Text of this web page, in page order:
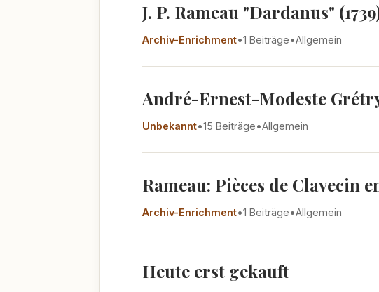
J. P. Rameau "Dardanus"
Archiv-Enrichment•1 Beiträge•Allgemein
André-Ernest-Modeste Grétry
Unbekannt•15 Beiträge•Allgemein
Rameau: Pièces de Clavecin
Archiv-Enrichment•1 Beiträge•Allgemein
Heute erst gekauft